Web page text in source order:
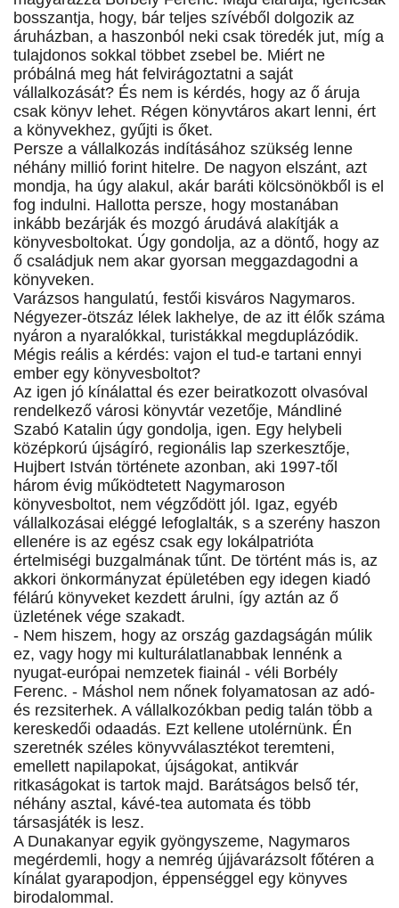
bosszantja, hogy, bár teljes szívéből dolgozik az
áruházban, a haszonból neki csak töredék jut, míg a
tulajdonos sokkal többet zsebel be. Miért ne
próbálná meg hát felvirágoztatni a saját
vállalkozását? És nem is kérdés, hogy az ő áruja
csak könyv lehet. Régen könyvtáros akart lenni, ért
a könyvekhez, gyűjti is őket.
Persze a vállalkozás indításához szükség lenne
néhány millió forint hitelre. De nagyon elszánt, azt
mondja, ha úgy alakul, akár baráti kölcsönökből is el
fog indulni. Hallotta persze, hogy mostanában
inkább bezárják és mozgó árudává alakítják a
könyvesboltokat. Úgy gondolja, az a döntő, hogy az
ő családjuk nem akar gyorsan meggazdagodni a
könyveken.
Varázsos hangulatú, festői kisváros Nagymaros.
Négyezer-ötszáz lélek lakhelye, de az itt élők száma
nyáron a nyaralókkal, turistákkal megduplázódik.
Mégis reális a kérdés: vajon el tud-e tartani ennyi
ember egy könyvesboltot?
Az igen jó kínálattal és ezer beiratkozott olvasóval
rendelkező városi könyvtár vezetője, Mándliné
Szabó Katalin úgy gondolja, igen. Egy helybeli
középkorú újságíró, regionális lap szerkesztője,
Hujbert István története azonban, aki 1997-től
három évig működtetett Nagymaroson
könyvesboltot, nem végződött jól. Igaz, egyéb
vállalkozásai eléggé lefoglalták, s a szerény haszon
ellenére is az egész csak egy lokálpatrióta
értelmiségi buzgalmának tűnt. De történt más is, az
akkori önkormányzat épületében egy idegen kiadó
félárú könyveket kezdett árulni, így aztán az ő
üzletének vége szakadt.
- Nem hiszem, hogy az ország gazdagságán múlik
ez, vagy hogy mi kulturálatlanabbak lennénk a
nyugat-európai nemzetek fiainál - véli Borbély
Ferenc. - Máshol nem nőnek folyamatosan az adó-
és rezsiterhek. A vállalkozókban pedig talán több a
kereskedői odaadás. Ezt kellene utolérnünk. Én
szeretnék széles könyvválasztékot teremteni,
emellett napilapokat, újságokat, antikvár
ritkaságokat is tartok majd. Barátságos belső tér,
néhány asztal, kávé-tea automata és több
társasjáték is lesz.
A Dunakanyar egyik gyöngyszeme, Nagymaros
megérdemli, hogy a nemrég újjávarázsolt főtéren a
kínálat gyarapodjon, éppenséggel egy könyves
birodalommal.